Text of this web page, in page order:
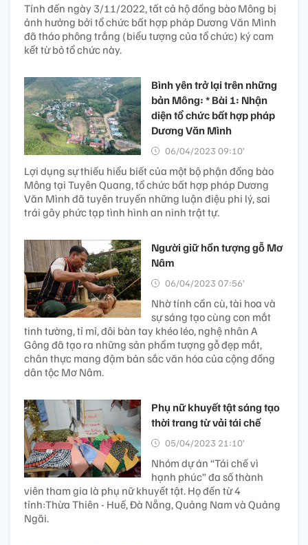
Tính đến ngày 3/11/2022, tất cả hộ đồng bào Mông bị
ảnh hưởng bởi tổ chức bất hợp pháp Dương Văn Mình
đã tháo phông trắng (biểu tượng của tổ chức) ký cam
kết từ bỏ tổ chức này.
Bình yên trở lại trên những
bản Mông: * Bài 1: Nhận
diện tổ chức bất hợp pháp
Dương Văn Mình
06/04/2023 09:10’
Lợi dụng sự thiếu hiểu biết của một bộ phận đồng bào
Mông tại Tuyên Quang, tổ chức bất hợp pháp Dương
Văn Mình đã tuyên truyền những luận điệu phi lý, sai
trái gây phức tạp tình hình an ninh trật tự.
Người giữ hồn tượng gỗ Mơ
Nâm
06/04/2023 07:56’
Nhờ tính cần cù, tài hoa và
sự sáng tạo cùng con mắt
tinh tường, tỉ mỉ, đôi bàn tay khéo léo, nghệ nhân A
Gông đã tạo ra những sản phẩm tượng gỗ đẹp mắt,
chân thực mang đậm bản sắc văn hóa của cộng đồng
dân tộc Mơ Nâm.
Phụ nữ khuyết tật sáng tạo
thời trang từ vải tái chế
05/04/2023 21:10’
Nhóm dự án “Tái chế vì
hạnh phúc” đa số thành
viên tham gia là phụ nữ khuyết tật. Họ đến từ 4
tỉnh:Thừa Thiên - Huế, Đà Nẵng, Quảng Nam và Quảng
Ngãi.